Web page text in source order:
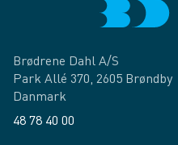
Brødrene Dahl A/S
Park Allé 370, 2605 Brøndby
Danmark
48 78 40 00